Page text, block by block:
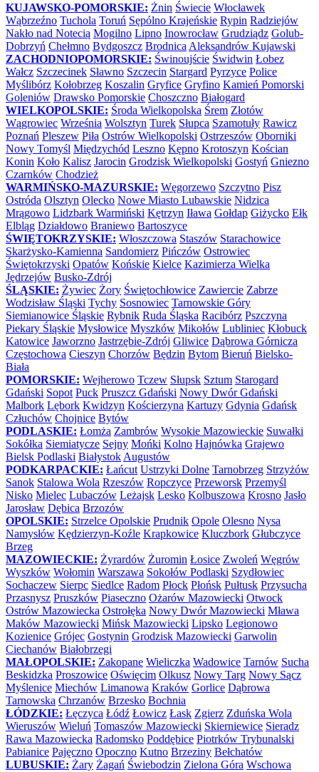
KUJAWSKO-POMORSKIE: Żnin Świecie Włocławek
Wąbrzeźno Tuchola Toruń Sępólno Krajeńskie Rypin Radziejów
Nakło nad Notecią Mogilno Lipno Inowrocław Grudziądz Golub-
Dobrzyń Chełmno Bydgoszcz Brodnica Aleksandrów Kujawski
ZACHODNIOPOMORSKIE: Świnoujście Świdwin Łobez
Wałcz Szczecinek Sławno Szczecin Stargard Pyrzyce Police
Myślibórz Kołobrzeg Koszalin Gryfice Gryfino Kamień Pomorski
Goleniów Drawsko Pomorskie Choszczno Białogard
WIELKOPOLSKIE: Środa Wielkopolska Śrem Złotów
Wągrowiec Września Wolsztyn Turek Słupca Szamotuły Rawicz
Poznań Pleszew Piła Ostrów Wielkopolski Ostrzeszów Oborniki
Nowy Tomyśl Międzychód Leszno Kępno Krotoszyn Kościan
Konin Koło Kalisz Jarocin Grodzisk Wielkopolski Gostyń Gniezno
Czarnków Chodzież
WARMIŃSKO-MAZURSKIE: Węgorzewo Szczytno Pisz
Ostróda Olsztyn Olecko Nowe Miasto Lubawskie Nidzica
Mrągowo Lidzbark Warmiński Kętrzyn Iława Gołdap Giżycko Ełk
Elbląg Działdowo Braniewo Bartoszyce
ŚWIĘTOKRZYSKIE: Włoszczowa Staszów Starachowice
Skarżysko-Kamienna Sandomierz Pińczów Ostrowiec
Świętokrzyski Opatów Końskie Kielce Kazimierza Wielka
Jędrzejów Busko-Zdrój
ŚLĄSKIE: Żywiec Żory Świętochłowice Zawiercie Zabrze
Wodzisław Śląski Tychy Sosnowiec Tarnowskie Góry
Siemianowice Śląskie Rybnik Ruda Śląska Racibórz Pszczyna
Piekary Śląskie Mysłowice Myszków Mikołów Lubliniec Kłobuck
Katowice Jaworzno Jastrzębie-Zdrój Gliwice Dąbrowa Górnicza
Częstochowa Cieszyn Chorzów Będzin Bytom Bieruń Bielsko-
Biała
POMORSKIE: Wejherowo Tczew Słupsk Sztum Starogard
Gdański Sopot Puck Pruszcz Gdański Nowy Dwór Gdański
Malbork Lębork Kwidzyn Kościerzyna Kartuzy Gdynia Gdańsk
Człuchów Chojnice Bytów
PODLASKIE: Łomża Zambrów Wysokie Mazowieckie Suwałki
Sokółka Siemiatycze Sejny Mońki Kolno Hajnówka Grajewo
Bielsk Podlaski Białystok Augustów
PODKARPACKIE: Łańcut Ustrzyki Dolne Tarnobrzeg Strzyżów
Sanok Stalowa Wola Rzeszów Ropczyce Przeworsk Przemyśl
Nisko Mielec Lubaczów Leżajsk Lesko Kolbuszowa Krosno Jasło
Jarosław Dębica Brzozów
OPOLSKIE: Strzelce Opolskie Prudnik Opole Olesno Nysa
Namysłów Kędzierzyn-Koźle Krapkowice Kluczbork Głubczyce
Brzeg
MAZOWIECKIE: Żyrardów Żuromin Łosice Zwoleń Węgrów
Wyszków Wołomin Warszawa Sokołów Podlaski Szydłowiec
Sochaczew Sierpc Siedlce Radom Płock Płońsk Pułtusk Przysucha
Przasnysz Pruszków Piaseczno Ożarów Mazowiecki Otwock
Ostrów Mazowiecka Ostrołęka Nowy Dwór Mazowiecki Mława
Maków Mazowiecki Mińsk Mazowiecki Lipsko Legionowo
Kozienice Grójec Gostynin Grodzisk Mazowiecki Garwolin
Ciechanów Białobrzegi
MAŁOPOLSKIE: Zakopane Wieliczka Wadowice Tarnów Sucha
Beskidzka Proszowice Oświęcim Olkusz Nowy Targ Nowy Sącz
Myślenice Miechów Limanowa Kraków Gorlice Dąbrowa
Tarnowska Chrzanów Brzesko Bochnia
ŁÓDZKIE: Łęczyca Łódź Łowicz Łask Zgierz Zduńska Wola
Wieruszów Wieluń Tomaszów Mazowiecki Skierniewice Sieradz
Rawa Mazowiecka Radomsko Poddębice Piotrków Trybunalski
Pabianice Pajęczno Opoczno Kutno Brzeziny Bełchatów
LUBUSKIE: Żary Żagań Świebodzin Zielona Góra Wschowa